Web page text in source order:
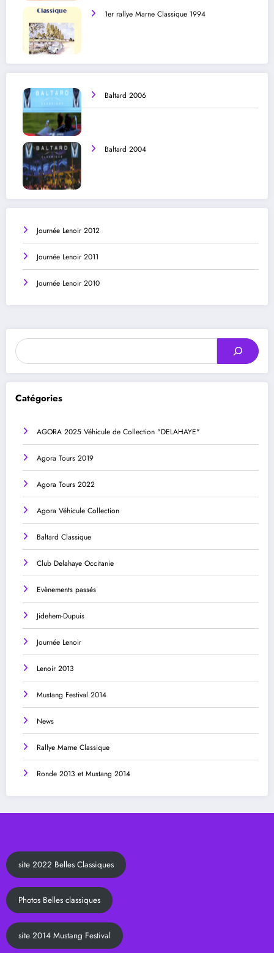
1er rallye Marne Classique 1994
Baltard 2006
Baltard 2004
Journée Lenoir 2012
Journée Lenoir 2011
Journée Lenoir 2010
Rechercher
Catégories
AGORA 2025 Véhicule de Collection "DELAHAYE"
Agora Tours 2019
Agora Tours 2022
Agora Véhicule Collection
Baltard Classique
Club Delahaye Occitanie
Evènements passés
Jidehem-Dupuis
Journée Lenoir
Lenoir 2013
Mustang Festival 2014
News
Rallye Marne Classique
Ronde 2013 et Mustang 2014
site 2022 Belles Classiques
Photos Belles classiques
site 2014 Mustang Festival